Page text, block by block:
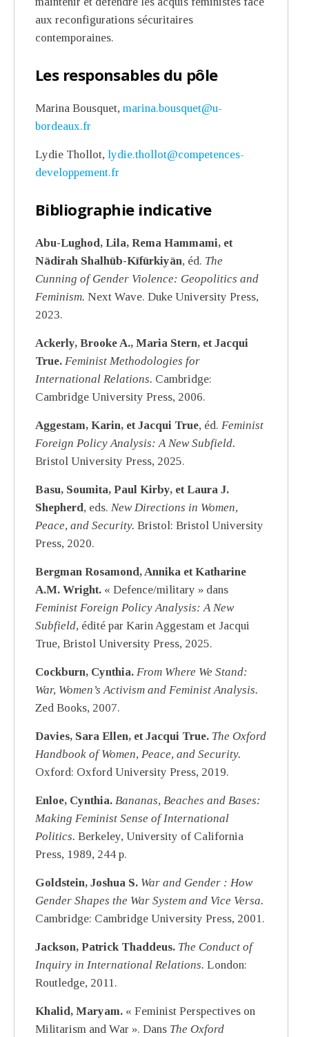
aux reconfigurations sécuritaires
contemporaines.
Les responsables du pôle
Marina Bousquet, marina.bousquet@u-
bordeaux.fr
Lydie Thollot, lydie.thollot@competences-
developpement.fr
Bibliographie indicative
Abu-Lughod, Lila, Rema Hammami, et
Nādirah Shalhūb-Kīfūrkiyān, éd. The
Cunning of Gender Violence: Geopolitics and
Feminism. Next Wave. Duke University Press,
2023.
Ackerly, Brooke A., Maria Stern, et Jacqui
True. Feminist Methodologies for
International Relations. Cambridge:
Cambridge University Press, 2006.
Aggestam, Karin, et Jacqui True, éd. Feminist
Foreign Policy Analysis: A New Subfield.
Bristol University Press, 2025.
Basu, Soumita, Paul Kirby, et Laura J.
Shepherd, eds. New Directions in Women,
Peace, and Security. Bristol: Bristol University
Press, 2020.
Bergman Rosamond, Annika et Katharine
A.M. Wright. « Defence/military » dans
Feminist Foreign Policy Analysis: A New
Subfield, édité par Karin Aggestam et Jacqui
True, Bristol University Press, 2025.
Cockburn, Cynthia. From Where We Stand:
War, Women’s Activism and Feminist Analysis.
Zed Books, 2007.
Davies, Sara Ellen, et Jacqui True. The Oxford
Handbook of Women, Peace, and Security.
Oxford: Oxford University Press, 2019.
Enloe, Cynthia. Bananas, Beaches and Bases:
Making Feminist Sense of International
Politics. Berkeley, University of California
Press, 1989, 244 p.
Goldstein, Joshua S. War and Gender : How
Gender Shapes the War System and Vice Versa.
Cambridge: Cambridge University Press, 2001.
Jackson, Patrick Thaddeus. The Conduct of
Inquiry in International Relations. London:
Routledge, 2011.
Khalid, Maryam. « Feminist Perspectives on
Militarism and War ». Dans The Oxford